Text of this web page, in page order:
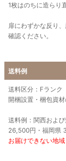
1枚はのちに造らり
扉にわずかな反り
確認ください。
送料例
送料区分：Fラン
開梱設置・梱包資材
送料例：関西およ
26,500円・福岡県
お届けできない地